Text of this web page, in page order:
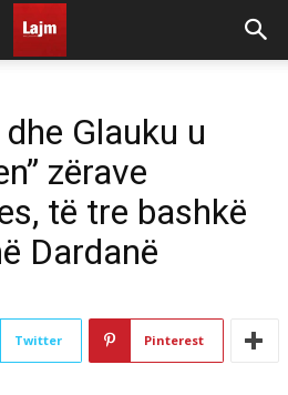
Glauku u
zërave
të tre bashkë
Dardanë
Twitter Pinterest